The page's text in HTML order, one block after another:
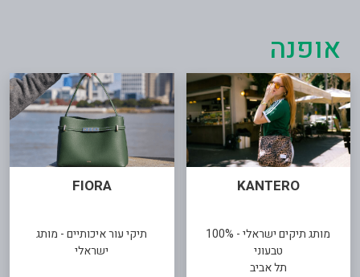
אופנה
KANTERO
מותג תיקים ישראלי - 100%
טבעוני
תל אביב
FIORA
תיקי עור איכותיים - מותג
ישראלי